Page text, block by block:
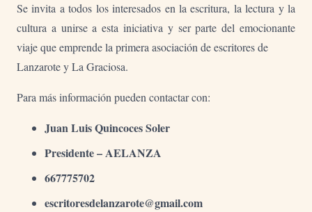
Se invita a todos los interesados en la escritura, la lectura y la
cultura a unirse a esta iniciativa y ser parte del emocionante
viaje que emprende la primera asociación de escritores de
Lanzarote y La Graciosa.
Para más información pueden contactar con:
Juan Luis Quincoces Soler
Presidente – AELANZA
667775702
escritoresdelanzarote@gmail.com